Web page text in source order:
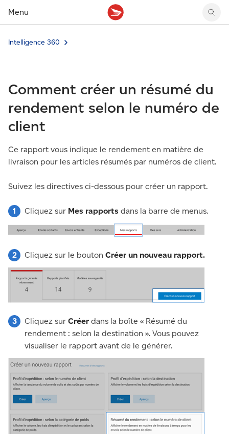
Menu
Tarifs des timbres
Faire un envoi au Canada
Acheter timbres et fournitures d’emballage
Retourner un achat
Suivre un envoi
Gérer courrier et colis
Boîtes postales et casiers
Louer une case postale
Compte MonArgent Postes Canada
Cartes et services prépayés
Voir les nouveaux timbres
Proposer un timbre
Magazine En détail
Intelligence 360
Comment créer un résumé du
rendement selon le numéro de
client
Ce rapport vous indique le rendement en matière de
livraison pour les articles résumés par numéros de client.
Suivez les directives ci-dessous pour créer un rapport.
Cliquez sur Mes rapports dans la barre de menus.
Cliquez sur le bouton Créer un nouveau rapport.
Cliquez sur Créer dans la boîte « Résumé du
rendement : selon la destination ». Vous pouvez
visualiser le rapport avant de le générer.